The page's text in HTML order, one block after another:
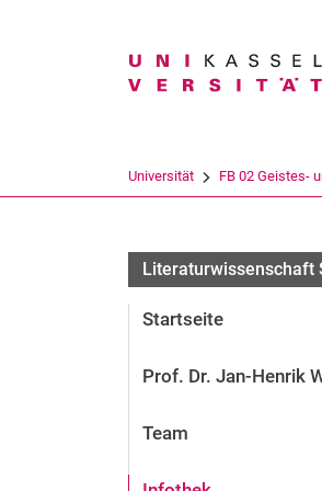
Universität FB 02 Geistes-
Literaturwissenschaft
Startseite
Prof. Dr. Jan-Henrik
Team